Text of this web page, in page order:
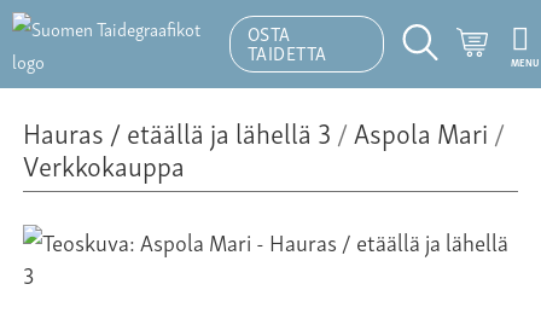
OSTA
TAIDETTA
Hakutoiminto
MENU
Hauras / etäällä ja lähellä 3/Aspola Mari/
Verkkokauppa